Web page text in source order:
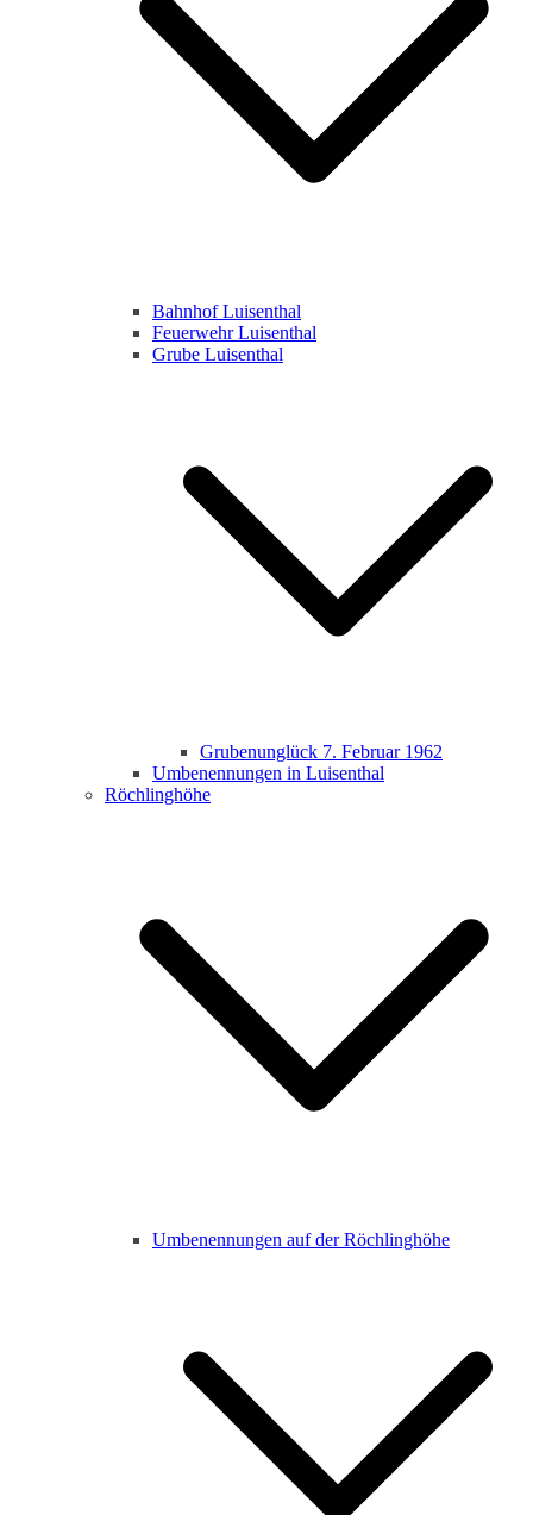
Bahnhof Luisenthal
Feuerwehr Luisenthal
Grube Luisenthal
Grubenunglück 7. Februar 1962
Umbenennungen in Luisenthal
Röchlinghöhe
Umbenennungen auf der Röchlinghöhe